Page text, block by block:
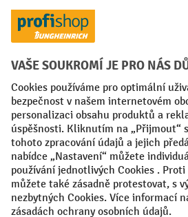
Faktura
Sociální sítě
Facebook
YouTubeLinkedIn
VODP Otisk
Prohlášení o ochraně osobních údajů
Nastavení ochrany osobních údajů